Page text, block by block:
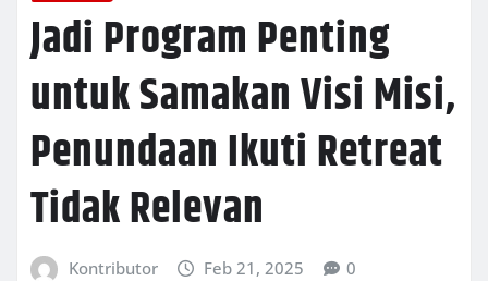
Jadi Program Penting
untuk Samakan Visi Misi,
Penundaan Ikuti Retreat
Tidak Relevan
Kontributor Feb 21, 2025 0